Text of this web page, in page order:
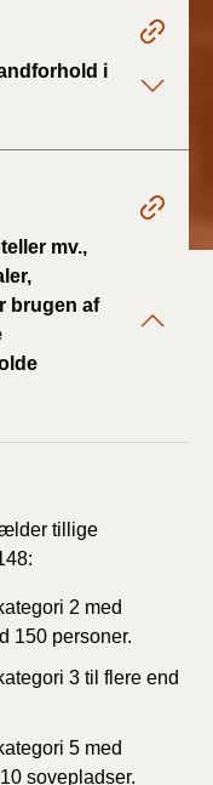
i
mv.,
brugen af
tillige
2 med
150 personer.
3 til flere end
5 med
sovepladser.